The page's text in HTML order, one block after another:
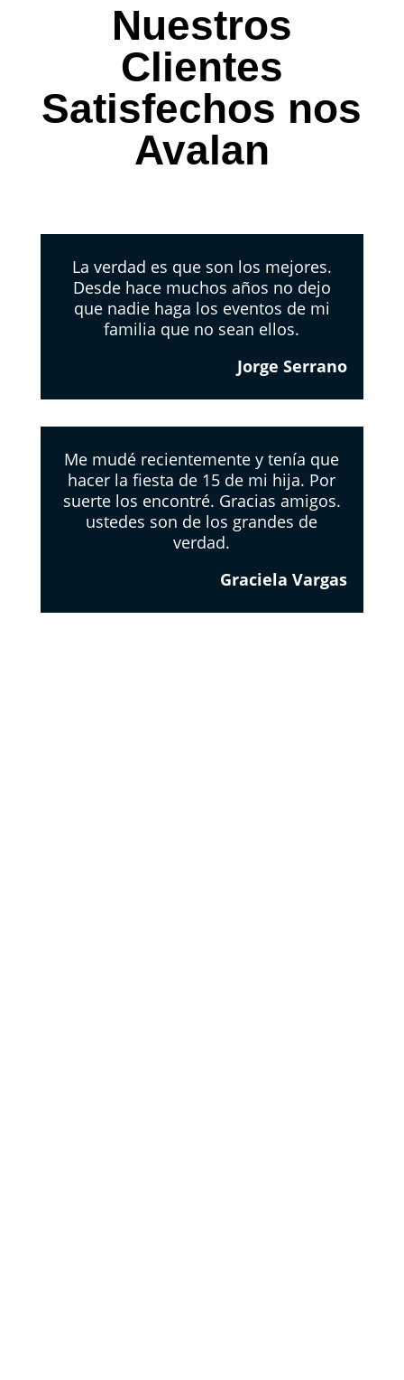
Nuestros
Clientes
Satisfechos nos
Avalan
La verdad es que son los mejores.
Desde hace muchos años no dejo
que nadie haga los eventos de mi
familia que no sean ellos.
Jorge Serrano
Me mudé recientemente y tenía que
hacer la fiesta de 15 de mi hija. Por
suerte los encontré. Gracias amigos.
ustedes son de los grandes de
verdad.
Graciela Vargas